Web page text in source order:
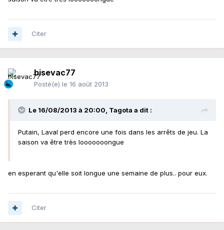
Citer
bisevac77
Posté(e) le 16 août 2013
Le 16/08/2013 à 20:00, Tagota a dit :
Putain, Laval perd encore une fois dans les arrêts de jeu. La
saison va être très looooooongue
en esperant qu'elle soit longue une semaine de plus.. pour eux.
Citer